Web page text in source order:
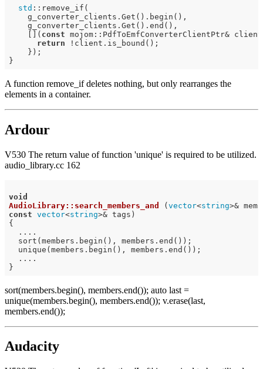
std ::remove_if(
    g_converter_clients.Get().begin(),
    g_converter_clients.Get().end(),
    [](
const mojom::PdfToEmfConverterClientPtr&
return !client.is_bound();
    });
A function remove_if deletes nothing, but only rearranges the
elements in a container.
Ardour
V530 The return value of function 'unique' is required to be utilized.
audio_library.cc 162
void
AudioLibrary::search_members_and
( vector<string
const vector<string>& tags)
{
  ....
  sort(members.begin(), members.end());
  unique(members.begin(), members.end());
  ....
sort(members.begin(), members.end()); auto last =
unique(members.begin(), members.end()); v.erase(last,
members.end());
Audacity